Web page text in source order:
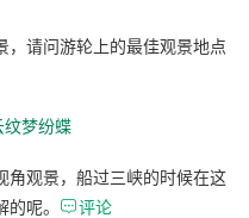
，请问游轮上的最佳观景地点
纹梦纷蝶
角观景，船过三峡的时候在这
呢。 评论